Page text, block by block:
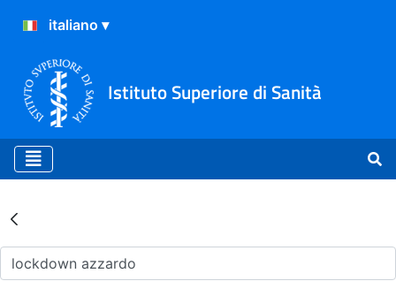
Istituto Superiore di Sanità
Risultati della Ricerca -